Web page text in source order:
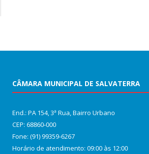
CÂMARA MUNICIPAL DE SALVATERRA
End.: PA 154, 3ª Rua, Bairro Urbano
CEP: 68860‑000
Fone: (91) 99359-6267
Horário de atendimento: 09:00 às 12:00